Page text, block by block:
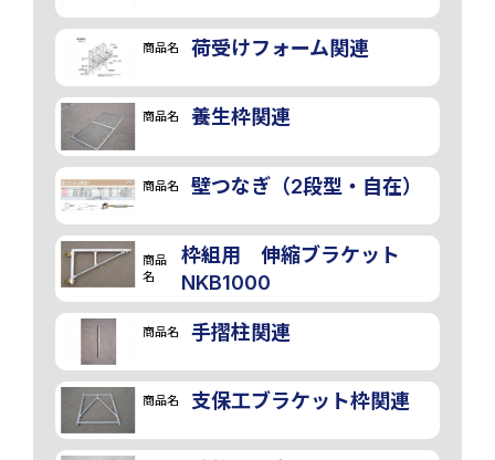
商品名 荷受けフォーム関連
商品名 養生枠関連
商品名 壁つなぎ（2段型・自在）
商品
名
枠組用 伸縮ブラケット
NKB1000
商品名 手摺柱関連
商品名 支保工ブラケット枠関連